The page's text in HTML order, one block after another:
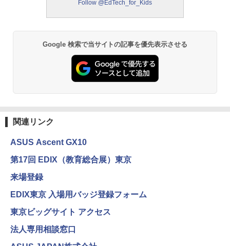
やすく。改訂版
仮面ライダー 改造人間 限定ケース版
4
つかめ！理科ダマン 12 最強ロボット決
5
自分の思いを言葉にする こどもアウトプ
￥1,650
￥1,980
物理実験モデル楽器電磁気教材を教える
Galtonplatteの物理的な機器
クリエイティブトイビルド、シンプルな
カバリーを備えたインタラクティブサイ
Follow @EdTech_for_Kids
Google 検索で当サイトの記事を優先表示させる
関連リンク
ASUS Ascent GX10
第17回 EDIX（教育総合展）東京
来場登録
EDIX東京 入場用バッジ登録フォーム
東京ビッグサイト アクセス
法人専用相談窓口